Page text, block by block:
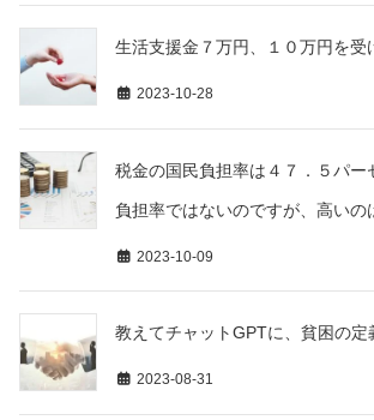
生活支援金７万円、１０万円を受
2023-10-28
税金の国民負担率は４７．５パー
負担率ではないのですが、高いの
2023-10-09
教えてチャットGPTに、貧困の定
2023-08-31